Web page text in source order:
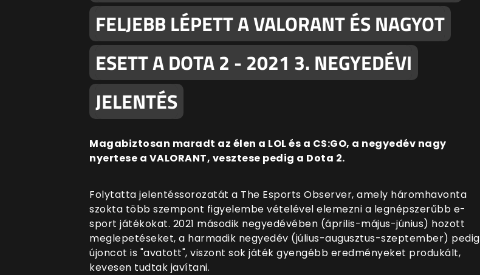
FELJEBB LÉPETT A VALORANT ÉS NAGYOT
ESETT A DOTA 2 - 2021 3. NEGYEDÉVI
JELENTÉS
Magabiztosan maradt az élen a LOL és a CS:GO, a negyedév nagy
nyertese a VALORANT, vesztese pedig a Dota 2.
Folytatta jelentéssorozatát a The Esports Observer, amely háromhavonta
szokta több szempont figyelembe vételével elemezni a legnépszerűbb e-
sport játékokat. 2021 második negyedévében (április-május-június) hozott
meglepetéseket, a harmadik negyedév (július-augusztus-szeptember) pedig
újoncot is "avatott", viszont sok játék gyengébb eredményeket produkált,
kevesen tudtak javítani.